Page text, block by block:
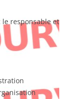
le responsable et